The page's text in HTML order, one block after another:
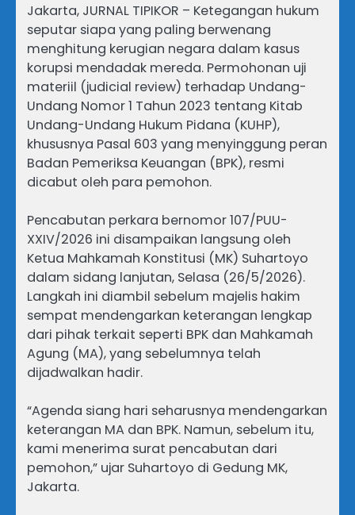
Jakarta, JURNAL TIPIKOR – Ketegangan hukum
seputar siapa yang paling berwenang
menghitung kerugian negara dalam kasus
korupsi mendadak mereda. Permohonan uji
materiil (judicial review) terhadap Undang-
Undang Nomor 1 Tahun 2023 tentang Kitab
Undang-Undang Hukum Pidana (KUHP),
khususnya Pasal 603 yang menyinggung peran
Badan Pemeriksa Keuangan (BPK), resmi
dicabut oleh para pemohon.
Pencabutan perkara bernomor 107/PUU-
XXIV/2026 ini disampaikan langsung oleh
Ketua Mahkamah Konstitusi (MK) Suhartoyo
dalam sidang lanjutan, Selasa (26/5/2026).
Langkah ini diambil sebelum majelis hakim
sempat mendengarkan keterangan lengkap
dari pihak terkait seperti BPK dan Mahkamah
Agung (MA), yang sebelumnya telah
dijadwalkan hadir.
“Agenda siang hari seharusnya mendengarkan
keterangan MA dan BPK. Namun, sebelum itu,
kami menerima surat pencabutan dari
pemohon,” ujar Suhartoyo di Gedung MK,
Jakarta.